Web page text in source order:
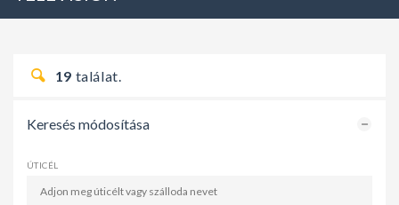
19 találat.
Keresés módosítása
ÚTICÉL